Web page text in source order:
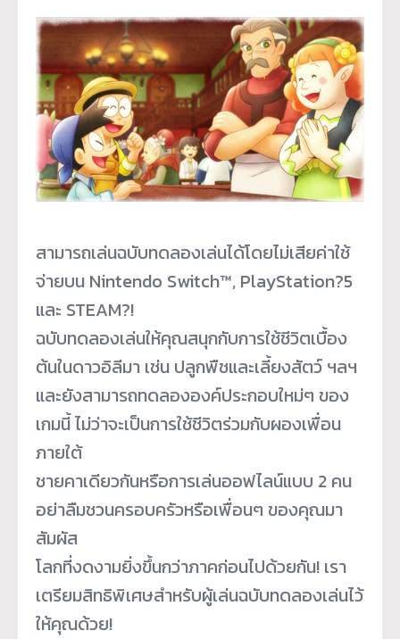
สามารถเล่นฉบับทดลองเล่นได้โดยไม่เสียค่าใช้
จ่ายบน Nintendo Switch™, PlayStation?5
และ STEAM?!
ฉบับทดลองเล่นให้คุณสนุกกับการใช้ชีวิตเบื้อง
ต้นในดาวอิลีมา เช่น ปลูกพืชและเลี้ยงสัตว์ ฯลฯ
และยังสามารถทดลององค์ประกอบใหม่ๆ ของ
เกมนี้ ไม่ว่าจะเป็นการใช้ชีวิตร่วมกับผองเพื่อน
ภายใต้
ชายคาเดียวกันหรือการเล่นออฟไลน์แบบ 2 คน
อย่าลืมชวนครอบครัวหรือเพื่อนๆ ของคุณมา
สัมผัส
โลกที่งดงามยิ่งขึ้นกว่าภาคก่อนไปด้วยกัน! เรา
เตรียมสิทธิพิเศษสำหรับผู้เล่นฉบับทดลองเล่นไว้
ให้คุณด้วย!